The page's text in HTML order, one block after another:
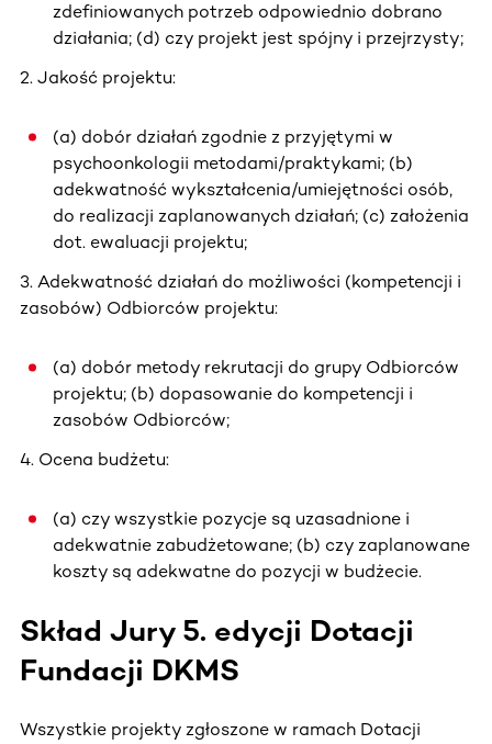
zdefiniowanych potrzeb odpowiednio dobrano
działania; (d) czy projekt jest spójny i przejrzysty;
2. Jakość projektu:
(a) dobór działań zgodnie z przyjętymi w
psychoonkologii metodami/praktykami; (b)
adekwatność wykształcenia/umiejętności osób,
do realizacji zaplanowanych działań; (c) założenia
dot. ewaluacji projektu;
3. Adekwatność działań do możliwości (kompetencji i
zasobów) Odbiorców projektu:
(a) dobór metody rekrutacji do grupy Odbiorców
projektu; (b) dopasowanie do kompetencji i
zasobów Odbiorców;
4. Ocena budżetu:
(a) czy wszystkie pozycje są uzasadnione i
adekwatnie zabudżetowane; (b) czy zaplanowane
koszty są adekwatne do pozycji w budżecie.
Skład Jury 5. edycji Dotacji
Fundacji DKMS
Wszystkie projekty zgłoszone w ramach Dotacji